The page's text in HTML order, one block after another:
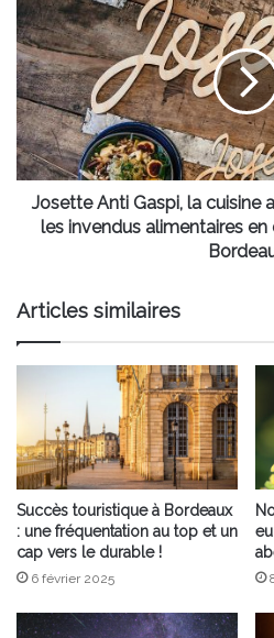
Anti
Gaspi,
la
cuisine
antigaspi
qui
transforme
les
invendus
alimentaires
plats
à
Bordeaux
Josette Anti Gaspi, la cuisine
les invendus alimentaires
Articles similaires
Succès touristique à Bordeaux
: une fréquentation au top et un
cap vers le durable !
6 février 2025